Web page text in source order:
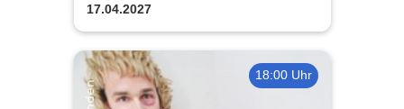
17.04.2027
18:00 Uhr